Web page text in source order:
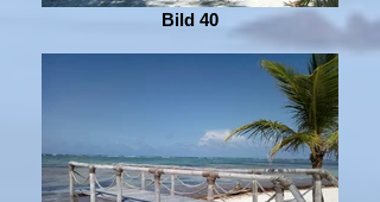
Bild 40